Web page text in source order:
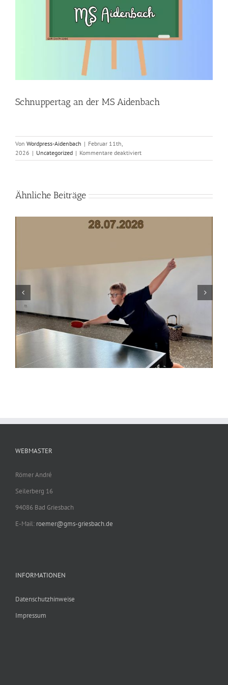
Schnuppertag an der MS Aidenbach
Von Wordpress-Aidenbach | Februar 11th,
2026 | Uncategorized | Kommentare deaktiviertfür
Schnuppertag
Aidenbach
Ähnliche Beiträge
Abschlussfeier am 23.07.2026 an
WEBMASTER
Römer André
Seilerberg 16
94086 Bad Griesbach
E-Mail: roemer@gms-griesbach.de
INFORMATIONEN
Datenschutzhinweise
Impressum